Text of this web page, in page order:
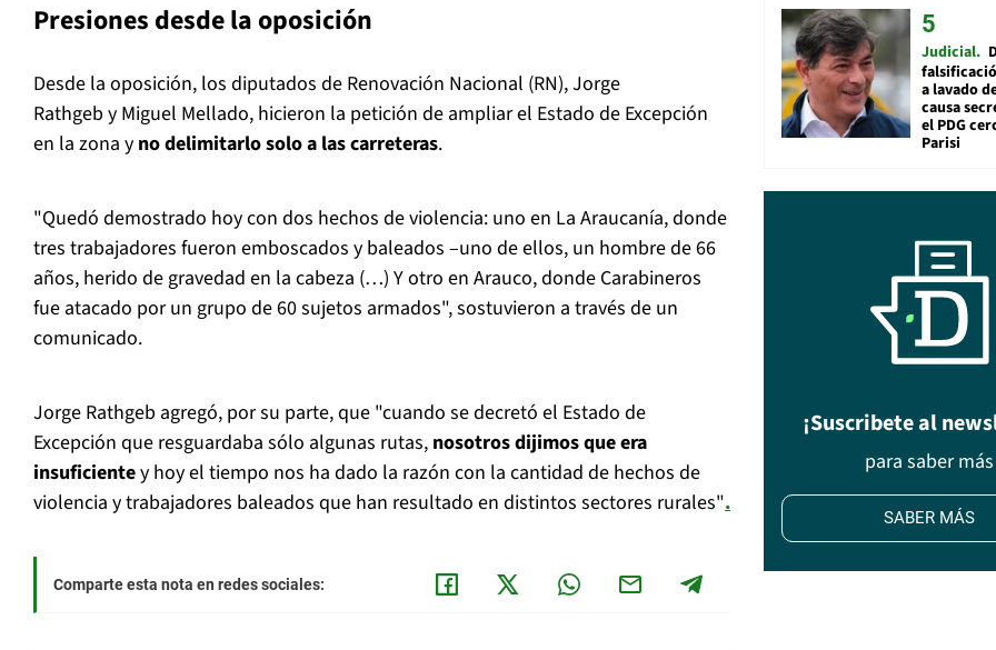
Presiones desde la oposición
Desde la oposición, los diputados de Renovación Nacional (RN), Jorge
Rathgeb y Miguel Mellado, hicieron la petición de ampliar el Estado de Excepción
en la zona y no delimitarlo solo a las carreteras.
"Quedó demostrado hoy con dos hechos de violencia: uno en La Araucanía, donde
tres trabajadores fueron emboscados y baleados –uno de ellos, un hombre de 66
años, herido de gravedad en la cabeza (…) Y otro en Arauco, donde Carabineros
fue atacado por un grupo de 60 sujetos armados", sostuvieron a través de un
comunicado.
Jorge Rathgeb agregó, por su parte, que "cuando se decretó el Estado de
Excepción que resguardaba sólo algunas rutas, nosotros dijimos que era
insuficientey hoy el tiempo nos ha dado la razón con la cantidad de hechos de
violencia y trabajadores baleados que han resultado en distintos sectores rurales".
Comparte esta nota en redes sociales:
Judicial
a lavado
causa
el PDG
Parisi
¡Suscribete al
para saber más
SABER MÁS